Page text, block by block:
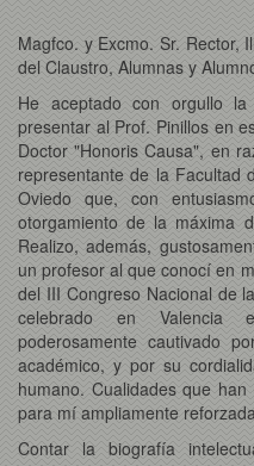
Magfco. y Excmo. Sr. Rector,
del Claustro, Alumnas y
He aceptado con orgullo
presentar al Prof. Pinillos en
Doctor "Honoris Causa", en
representante de la Facultad
Oviedo que, con
otorgamiento de la máxima
Realizo, además,
un profesor al que conocí en
del III Congreso Nacional de
celebrado en Valencia
poderosamente cautivado
académico, y por su
humano. Cualidades que
para mí ampliamente
Contar la biografía